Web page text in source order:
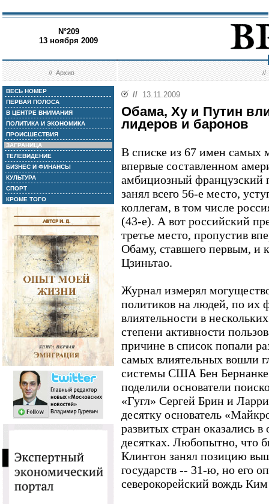
N°209
13 ноября 2009
//Архив //
ВЕСЬ НОМЕР
ПЕРВАЯ ПОЛОСА
В ЦЕНТРЕ ВНИМАНИЯ
ПОЛИТИКА И ЭКОНОМИКА
ПРОИСШЕСТВИЯ
ЗАГРАНИЦА
ТЕЛЕВИДЕНИЕ
БИЗНЕС И ФИНАНСЫ
КУЛЬТУРА
СПОРТ
КРОМЕ ТОГО
// 13.11.2009
Обама, Ху и Путин
лидеров и баронов
В списке из 67 имен самых
впервые составленном
амбициозный французский
занял всего 56-е место,
коллегам, в том числе
(43-е). А вот российский
третье место, пропустив
Обаму, ставшего первым, и
Цзиньтао.
Журнал измерял
политиков на людей, по их
влиятельности в
степени активности
причине в список попали
самых влиятельных вошли
системы США Бен Бернанке
поделили основатели
«Гугл» Сергей Брин и
десятку основатель
развитых стран оказались
десятках. Любопытно,
Клинтон занял позицию
государств -- 31-ю, но его
северокорейский вождь